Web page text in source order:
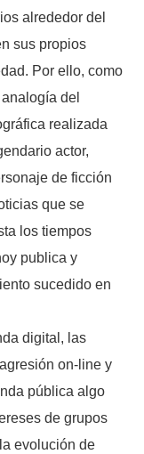
alrededor del
sus propios
Por ello, como
del
realizada
actor,
de ficción
que se
los tiempos
publica y
sucedido en
digital, las
on-line y
pública algo
de grupos
evolución de